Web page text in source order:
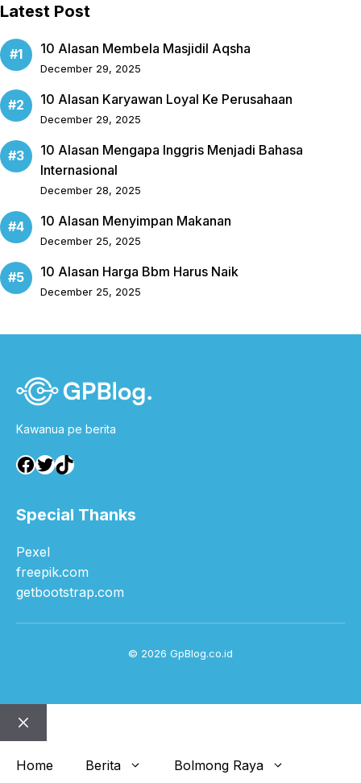
Latest Post
10 Alasan Membela Masjidil Aqsha
December 29, 2025
10 Alasan Karyawan Loyal Ke Perusahaan
December 29, 2025
10 Alasan Mengapa Inggris Menjadi Bahasa
Internasional
December 28, 2025
10 Alasan Menyimpan Makanan
December 25, 2025
10 Alasan Harga Bbm Harus Naik
December 25, 2025
Kawanua pe berita
Facebook
Twitter
TikTok
Special Thanks
Pexel
freepik.com
getbootstrap.com
© 2026 GpBlog.co.id
Close
Home
Berita Bolmong Raya